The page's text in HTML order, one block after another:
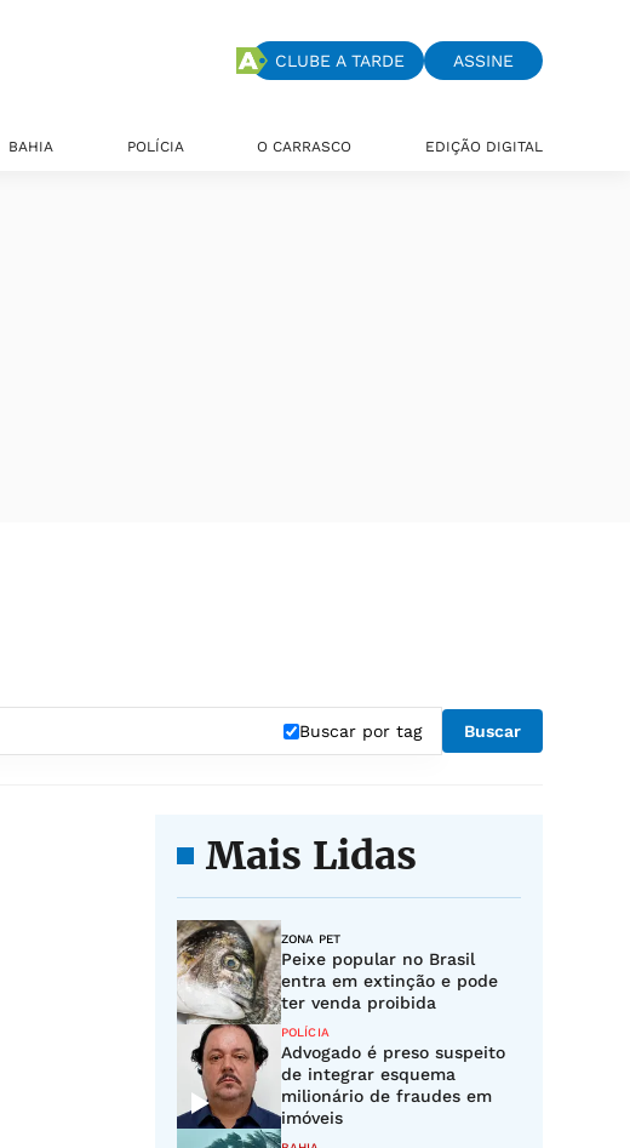
CLUBE A TARDE ASSINE
BAHIA POLÍCIA O CARRASCO EDIÇÃO DIGITAL
Buscar por tag Buscar
Mais Lidas
ZONA PET
Peixe popular no Brasil
entra em extinção e pode
ter venda proibida
POLÍCIA
Advogado é preso suspeito
de integrar esquema
milionário de fraudes em
imóveis